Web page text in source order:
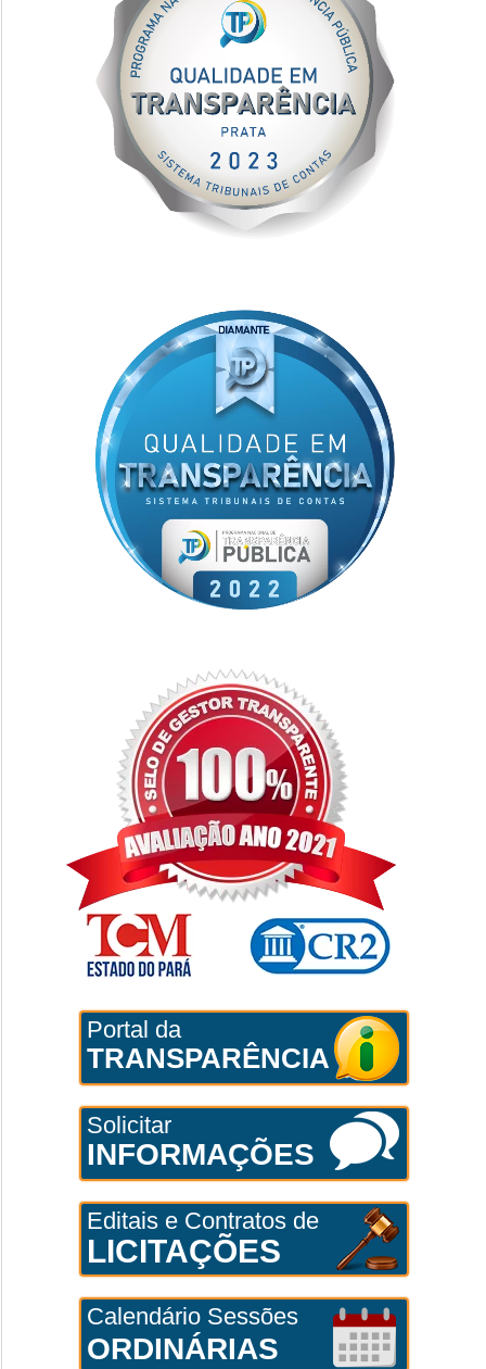
Portal da
TRANSPARÊNCIA
Solicitar
INFORMAÇÕES
Editais e Contratos de
LICITAÇÕES
Calendário Sessões
ORDINÁRIAS